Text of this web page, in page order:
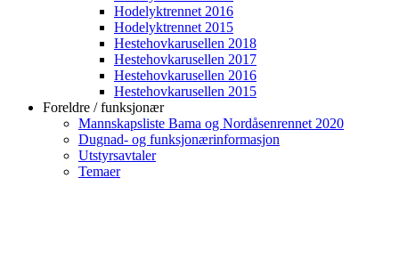
Hodelyktrennet 2016
Hodelyktrennet 2015
Hestehovkarusellen 2018
Hestehovkarusellen 2017
Hestehovkarusellen 2016
Hestehovkarusellen 2015
Foreldre / funksjonær
Mannskapsliste Bama og Nordåsenrennet 2020
Dugnad- og funksjonærinformasjon
Utstyrsavtaler
Temaer